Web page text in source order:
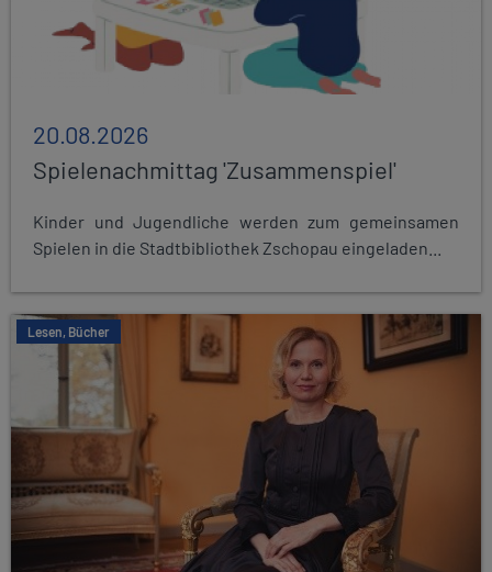
20.08.2026
Spielenachmittag 'Zusammenspiel'
Kinder und Jugendliche werden zum gemeinsamen
Spielen in die Stadtbibliothek Zschopau eingeladen...
Lesen, Bücher